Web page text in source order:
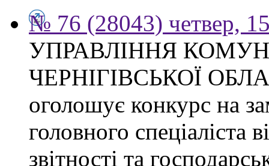
№ 76 (28043) четвер,
УПРАВЛІННЯ
ЧЕРНІГІВСЬКОЇ
оголошує конкурс на
головного спеціаліста
звітності та